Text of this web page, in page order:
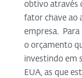
obtivo através
fator chave ao
empresa. Para
o orçamento
investindo em
EUA, as que